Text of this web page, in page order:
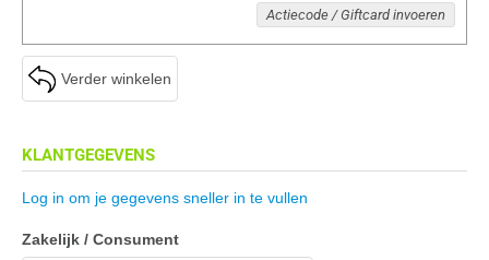
Verder winkelen
Actiecode / Giftcard invoeren
KLANTGEGEVENS
Log in om je gegevens sneller in te vullen
Zakelijk / Consument